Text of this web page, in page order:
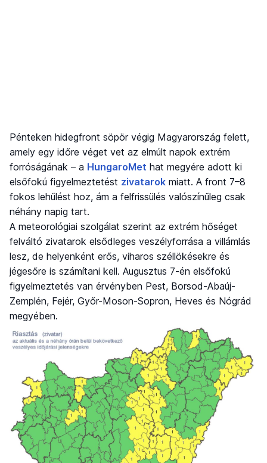
Pénteken hidegfront söpör végig Magyarország felett,
amely egy időre véget vet az elmúlt napok extrém
forróságának – a HungaroMet hat megyére adott ki
elsőfokú figyelmeztetést zivatarok miatt. A front 7–8
fokos lehűlést hoz, ám a felfrissülés valószínűleg csak
néhány napig tart.
A meteorológiai szolgálat szerint az extrém hőséget
felváltó zivatarok elsődleges veszélyforrása a villámlás
lesz, de helyenként erős, viharos széllökésekre és
jégesőre is számítani kell. Augusztus 7-én elsőfokú
figyelmeztetés van érvényben Pest, Borsod-Abaúj-
Zemplén, Fejér, Győr-Moson-Sopron, Heves és Nógrád
megyében.